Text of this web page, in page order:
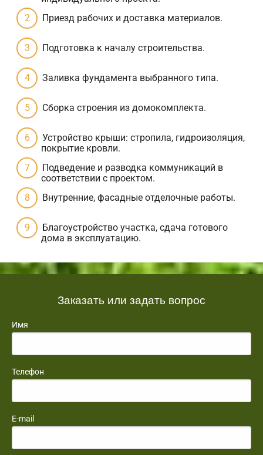
Приезд рабочих и доставка материалов.
Подготовка к началу строительства.
Заливка фундамента выбранного типа.
Сборка строения из домокомплекта.
Устройство крыши: стропила, гидроизоляция,
покрытие кровли.
Подведение и разводка коммуникаций в
соответствии с проектом.
Внутренние, фасадные отделочные работы.
Благоустройство участка, сдача готового
дома в эксплуатацию.
Заказать или задать вопрос
Имя
Телефон
E-mail